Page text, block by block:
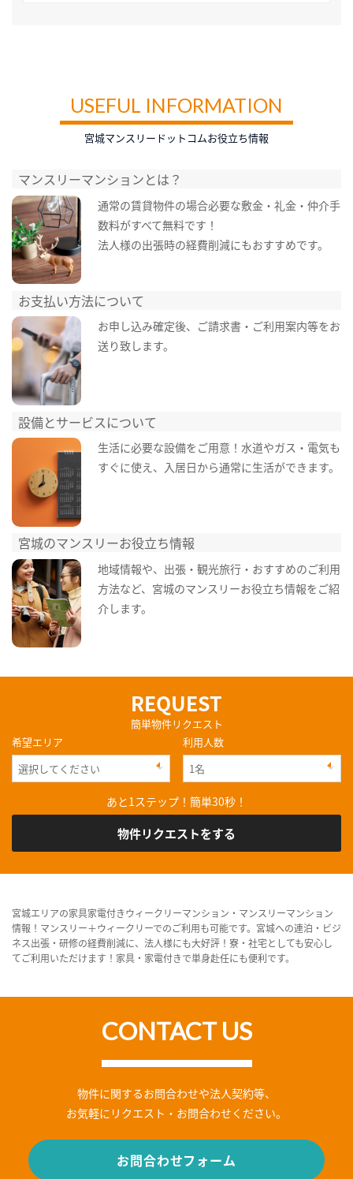
USEFUL INFORMATION
宮城マンスリードットコムお役立ち情報
マンスリーマンションとは？
通常の賃貸物件の場合必要な敷金・礼金・仲介手
数料がすべて無料です！
法人様の出張時の経費削減にもおすすめです。
お支払い方法について
お申し込み確定後、ご請求書・ご利用案内等をお
送り致します。
設備とサービスについて
生活に必要な設備をご用意！水道やガス・電気も
すぐに使え、入居日から通常に生活ができます。
宮城のマンスリーお役立ち情報
地域情報や、出張・観光旅行・おすすめのご利用
方法など、宮城のマンスリーお役立ち情報をご紹
介します。
REQUEST
簡単物件リクエスト
希望エリア
利用人数
あと1ステップ！簡単30秒！
物件リクエストをする
宮城エリアの家具家電付きウィークリーマンション・マンスリーマンション
情報！マンスリー＋ウィークリーでのご利用も可能です。宮城への連泊・ビジ
ネス出張・研修の経費削減に、法人様にも大好評！寮・社宅としても安心し
てご利用いただけます！家具・家電付きで単身赴任にも便利です。
CONTACT US
物件に関するお問合わせや法人契約等、
お気軽にリクエスト・お問合わせください。
お問合わせフォーム